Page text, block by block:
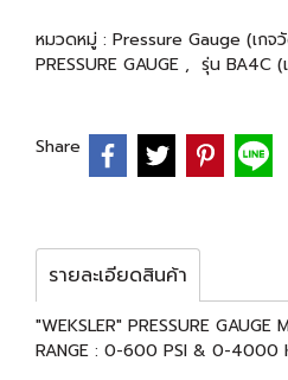
หมวดหมู่ : Pressure Gauge (เกจ
PRESSURE GAUGE , รุ่น BA4C
Share
รายละเอียดสินค้า
"WEKSLER" PRESSURE GAUGE
RANGE : 0-600 PSI & 0-4000